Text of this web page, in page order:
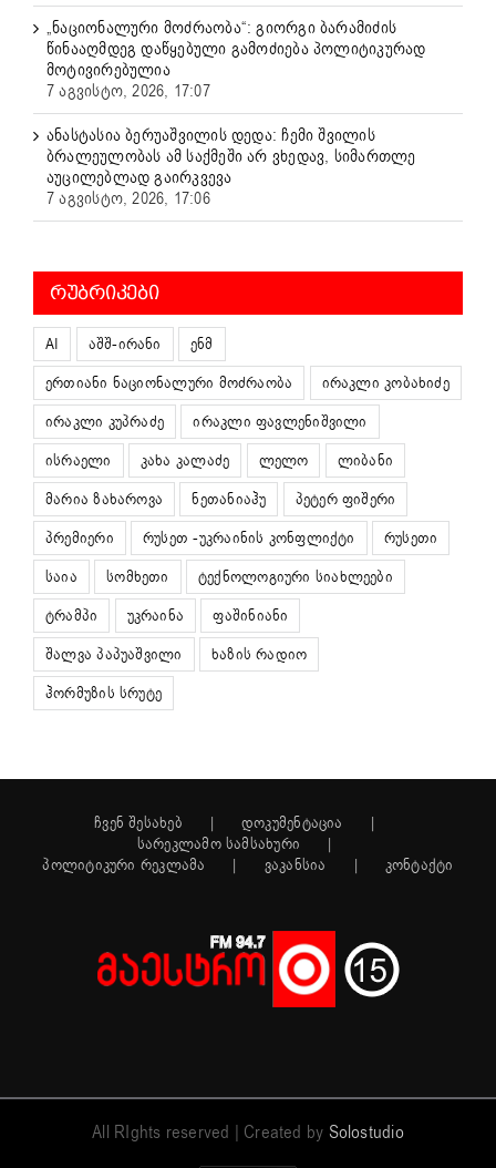
„ნაციონალური მოძრაობა“: გიორგი ბარამიძის
წინააღმდეგ დაწყებული გამოძიება პოლიტიკურად
მოტივირებულია
7 აგვისტო, 2026, 17:07
ანასტასია ბერუაშვილის დედა: ჩემი შვილის
ბრალეულობას ამ საქმეში არ ვხედავ, სიმართლე
აუცილებლად გაირკვევა
7 აგვისტო, 2026, 17:06
ᲠᲣᲑᲠᲘᲙᲔᲑᲘ
AI აშშ-ირანი
ენმ
ერთიანი ნაციონალური მოძრაობა
ირაკლი კობახიძე
ირაკლი კუპრაძე
ირაკლი ფავლენიშვილი
ისრაელი
კახა კალაძე ლელო
ლიბანი
მარია ზახაროვა
ნეთანიაჰუ
პეტერ ფიშერი
პრემიერი
რუსეთ -უკრაინის კონფლიქტი
რუსეთი
საია
სომხეთი
ტექნოლოგიური სიახლეები
ტრამპი
უკრაინა
ფაშინიანი
შალვა პაპუაშვილი
ხაზის რადიო
ჰორმუზის სრუტე
ჩვენ შესახებ
დოკუმენტაცია
სარეკლამო სამსახური
პოლიტიკური რეკლამა
ვაკანსია კონტაქტი
All RIghts reserved | Created by Solostudio